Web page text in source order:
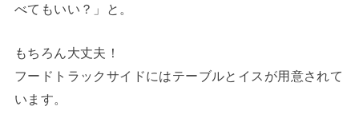
べてもいい？」と。
もちろん大丈夫！
フードトラックサイドにはテーブルとイスが用意されて
います。